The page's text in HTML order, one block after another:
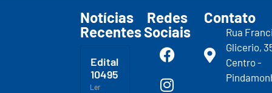
Notícias
Recentes
Edital
10495
Ler
Redes
Sociais
Contato
Rua
Glicerio,
Centro -